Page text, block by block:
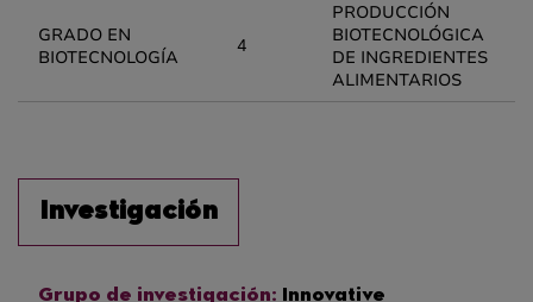
GRADO EN
BIOTECNOLOGÍA
4
PRODUCCIÓN
BIOTECNOLÓGICA
DE INGREDIENTES
ALIMENTARIOS
Investigación
Grupo de investigación: Innovative